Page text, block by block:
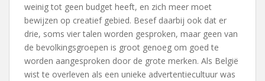
weinig tot geen budget heeft, en zich meer moet
bewijzen op creatief gebied. Besef daarbij ook dat er
drie, soms vier talen worden gesproken, maar geen van
de bevolkingsgroepen is groot genoeg om goed te
worden aangesproken door de grote merken. Als België
wist te overleven als een unieke advertentiecultuur was